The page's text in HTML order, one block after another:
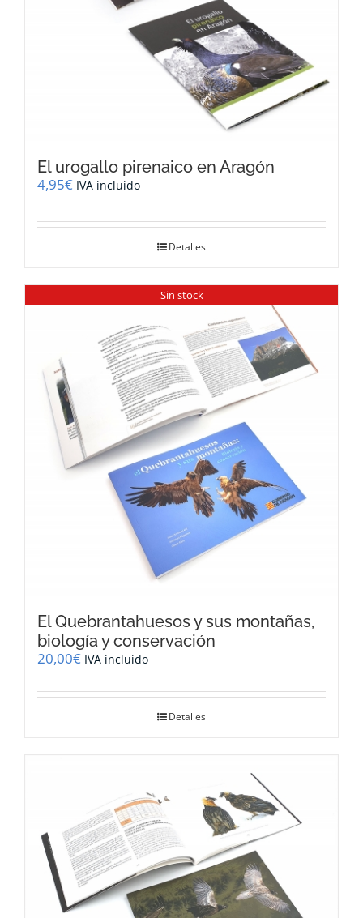
El urogallo pirenaico en Aragón
4,95€ IVA incluido
Detalles
Sin stock
El Quebrantahuesos y sus montañas,
biología y conservación
20,00€ IVA incluido
Detalles